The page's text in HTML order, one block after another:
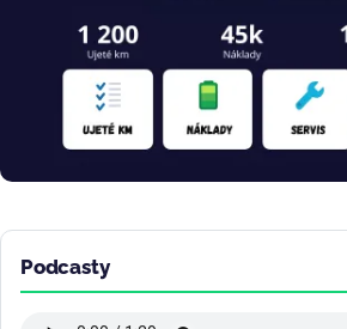
Podcasty